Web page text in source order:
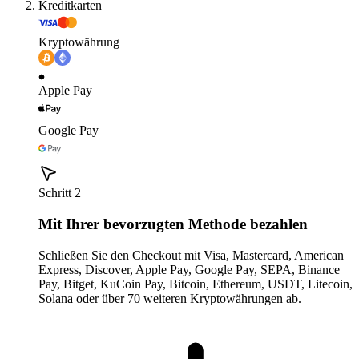
Kreditkarten
Kryptowährung
Apple Pay
Google Pay
Schritt 2
Mit Ihrer bevorzugten Methode bezahlen
Schließen Sie den Checkout mit Visa, Mastercard, American
Express, Discover, Apple Pay, Google Pay, SEPA, Binance
Pay, Bitget, KuCoin Pay, Bitcoin, Ethereum, USDT, Litecoin,
Solana oder über 70 weiteren Kryptowährungen ab.